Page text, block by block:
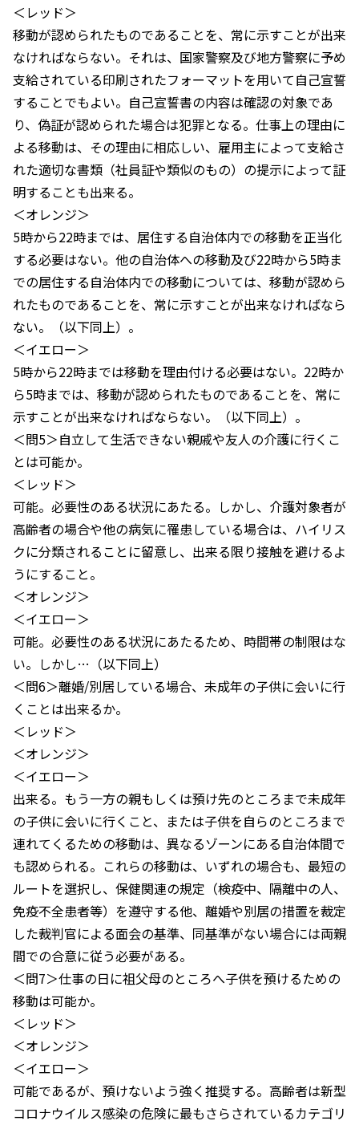
＜レッド＞
移動が認められたものであることを、常に示すことが出来
なければならない。それは、国家警察及び地方警察に予め
支給されている印刷されたフォーマットを用いて自己宣誓
することでもよい。自己宣誓書の内容は確認の対象であ
り、偽証が認められた場合は犯罪となる。仕事上の理由に
よる移動は、その理由に相応しい、雇用主によって支給さ
れた適切な書類（社員証や類似のもの）の提示によって証
明することも出来る。
＜オレンジ＞
5時から22時までは、居住する自治体内での移動を正当化
する必要はない。他の自治体への移動及び22時から5時ま
での居住する自治体内での移動については、移動が認めら
れたものであることを、常に示すことが出来なければなら
ない。（以下同上）。
＜イエロー＞
5時から22時までは移動を理由付ける必要はない。22時か
ら5時までは、移動が認められたものであることを、常に
示すことが出来なければならない。（以下同上）。
＜問5＞自立して生活できない親戚や友人の介護に行くこ
とは可能か。
＜レッド＞
可能。必要性のある状況にあたる。しかし、介護対象者が
高齢者の場合や他の病気に罹患している場合は、ハイリス
クに分類されることに留意し、出来る限り接触を避けるよ
うにすること。
＜オレンジ＞
＜イエロー＞
可能。必要性のある状況にあたるため、時間帯の制限はな
い。しかし…（以下同上）
＜問6＞離婚/別居している場合、未成年の子供に会いに行
くことは出来るか。
＜レッド＞
＜オレンジ＞
＜イエロー＞
出来る。もう一方の親もしくは預け先のところまで未成年
の子供に会いに行くこと、または子供を自らのところまで
連れてくるための移動は、異なるゾーンにある自治体間で
も認められる。これらの移動は、いずれの場合も、最短の
ルートを選択し、保健関連の規定（検疫中、隔離中の人、
免疫不全患者等）を遵守する他、離婚や別居の措置を裁定
した裁判官による面会の基準、同基準がない場合には両親
間での合意に従う必要がある。
＜問7＞仕事の日に祖父母のところへ子供を預けるための
移動は可能か。
＜レッド＞
＜オレンジ＞
＜イエロー＞
可能であるが、預けないよう強く推奨する。高齢者は新型
コロナウイルス感染の危険に最もさらされているカテゴリ